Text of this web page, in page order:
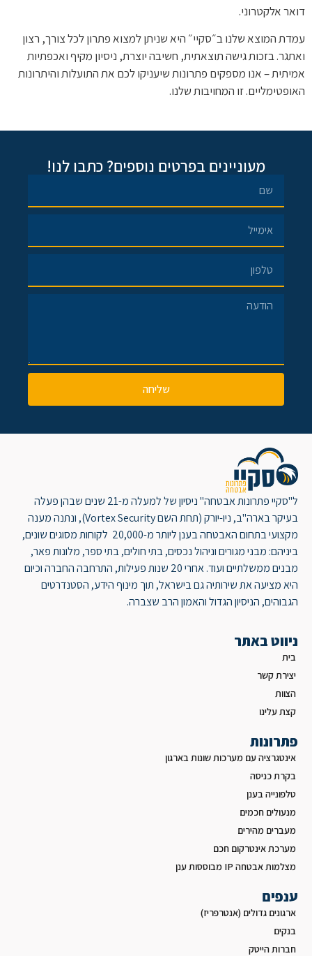
דואר אלקטרוני.
עמדת המוצא שלנו ב״סקיי״ היא שניתן למצוא פתרון לכל צורך, רצון
ואתגר. בזכות גישה תוצאתית, חשיבה יוצרת, ניסיון מקיף ואכפתיות
אמיתית – אנו מספקים פתרונות שיעניקו לכם את התועלות והיתרונות
האופטימליים. זו המחויבות שלנו.
מעוניינים בפרטים נוספים? כתבו לנו!
שליחה
ל"סקיי פתרונות אבטחה" ניסיון של למעלה מ-21 שנים שבהן פעלה
בעיקר בארה"ב, ניו-יורק (תחת השם Vortex Security), ונתנה מענה
מקצועי בתחום האבטחה בענן ליותר מ-20,000 לקוחות מסוגים שונים,
ביניהם: מבני מגורים וניהול נכסים, בתי חולים, בתי ספר, מלונות פאר,
מבנים ממשלתיים ועוד. אחרי 20 שנות פעילות, התרחבה החברה וכיום
היא מציעה את שירותיה גם בישראל, תוך מינוף הידע, הסטנדרטים
הגבוהים, הניסיון הגדול והאמון הרב שצברה.
ניווט באתר
בית
יצירת קשר
הצוות
קצת עלינו
פתרונות
אינטגרציה עם מערכות שונות בארגון
בקרת כניסה
טלפונייה בענן
מנעולים חכמים
מעברים מהירים
מערכת אינטרקום חכם
מצלמות אבטחה IP מבוססות ענן
ענפים
ארגונים גדולים (אנטרפריז)
בנקים
חברות הייטק